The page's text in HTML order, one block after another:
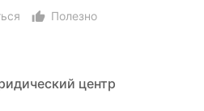
thumb_up_alt
Полезно
центр